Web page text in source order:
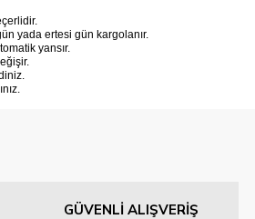
yada ertesi gün kargolanır.
yansır.
GÜVENLİ ALIŞVERİŞ